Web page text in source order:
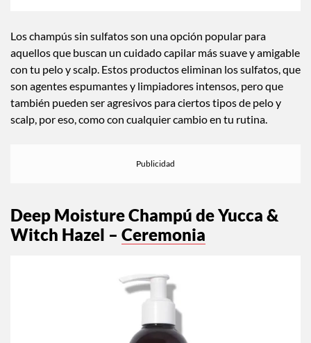
Los champús sin sulfatos son una opción popular para
aquellos que buscan un cuidado capilar más suave y amigable
con tu pelo y scalp. Estos productos eliminan los sulfatos, que
son agentes espumantes y limpiadores intensos, pero que
también pueden ser agresivos para ciertos tipos de pelo y
scalp, por eso, como con cualquier cambio en tu rutina.
Deep Moisture Champú de Yucca &
Witch Hazel – Ceremonia